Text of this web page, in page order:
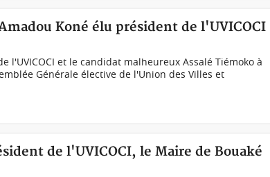
Koné élu président de l'UVICOCI
l'UVICOCI et le candidat malheureux Assalé Tiémoko à
Générale élective de l'Union des Villes et
de l'UVICOCI, le Maire de Bouaké